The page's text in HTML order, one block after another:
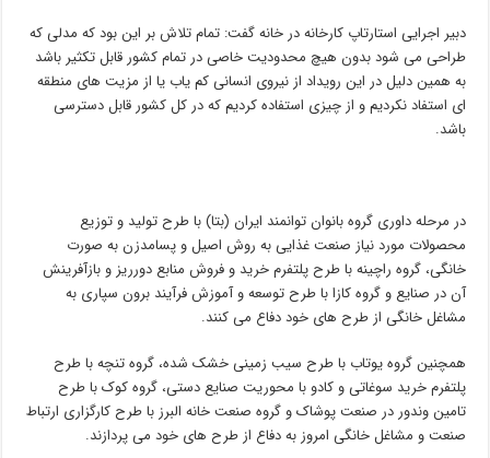
دبیر اجرایی استارتاپ کارخانه در خانه گفت: تمام تلاش بر این بود که مدلی که
طراحی می شود بدون هیچ محدودیت خاصی در تمام کشور قابل تکثیر باشد
به همین دلیل در این رویداد از نیروی انسانی کم یاب یا از مزیت های منطقه
ای استفاد نکردیم و از چیزی استفاده کردیم که در کل کشور قابل دسترسی
باشد.
در مرحله داوری گروه بانوان توانمند ایران (بتا) با طرح تولید و توزیع
محصولات مورد نیاز صنعت غذایی به روش اصیل و پسامدزن به صورت
خانگی، گروه راچینه با طرح پلتفرم خرید و فروش منابع دورریز و بازآفرینش
آن در صنایع و گروه کازا با طرح توسعه و آموزش فرآیند برون سپاری به
مشاغل خانگی از طرح های خود دفاع می کنند.
همچنین گروه یوتاب با طرح سیب زمینی خشک شده، گروه تنچه با طرح
پلتفرم خرید سوغاتی و کادو با محوریت صنایع دستی، گروه کوک با طرح
تامین وندور در صنعت پوشاک و گروه صنعت خانه البرز با طرح کارگزاری ارتباط
صنعت و مشاغل خانگی امروز به دفاع از طرح های خود می پردازند.